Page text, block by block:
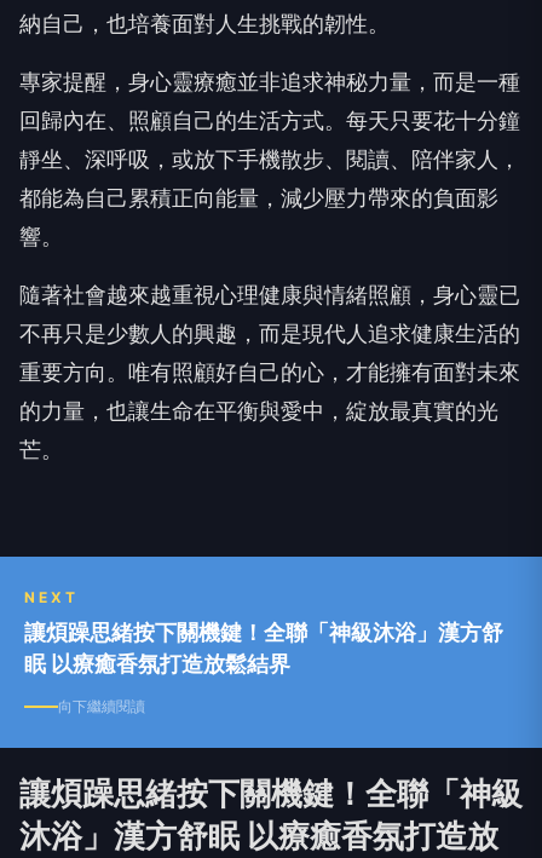
納自己，也培養面對人生挑戰的韌性。
專家提醒，身心靈療癒並非追求神秘力量，而是一種
回歸內在、照顧自己的生活方式。每天只要花十分鐘
靜坐、深呼吸，或放下手機散步、閱讀、陪伴家人，
都能為自己累積正向能量，減少壓力帶來的負面影
響。
隨著社會越來越重視心理健康與情緒照顧，身心靈已
不再只是少數人的興趣，而是現代人追求健康生活的
重要方向。唯有照顧好自己的心，才能擁有面對未來
的力量，也讓生命在平衡與愛中，綻放最真實的光
芒。
NEXT
讓煩躁思緒按下關機鍵！全聯「神級沐浴」漢方舒
眠 以療癒香氛打造放鬆結界
向下繼續閱讀
讓煩躁思緒按下關機鍵！全聯「神級
沐浴」漢方舒眠 以療癒香氛打造放